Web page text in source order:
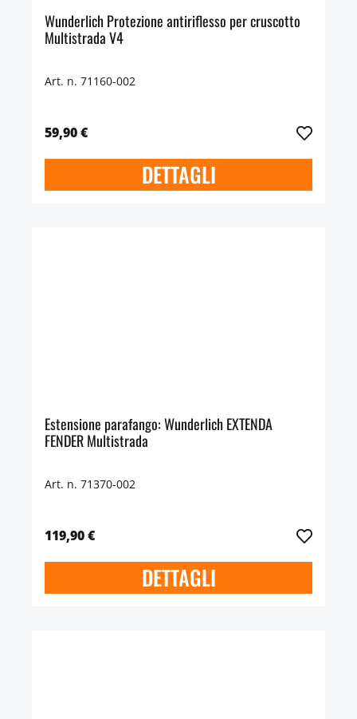
Wunderlich Protezione antiriflesso per cruscotto
Multistrada V4
Art. n. 71160-002
59,90 €
DETTAGLI
Estensione parafango: Wunderlich EXTENDA
FENDER Multistrada
Art. n. 71370-002
119,90 €
DETTAGLI